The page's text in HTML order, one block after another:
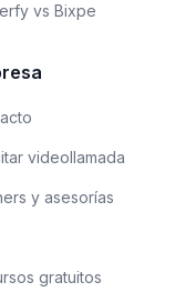
vs Bixpe
videollamada
y asesorías
gratuitos